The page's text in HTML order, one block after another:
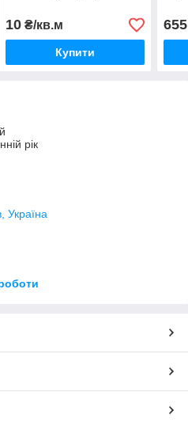
10₴/кв.м
Купити
655
рік
Україна